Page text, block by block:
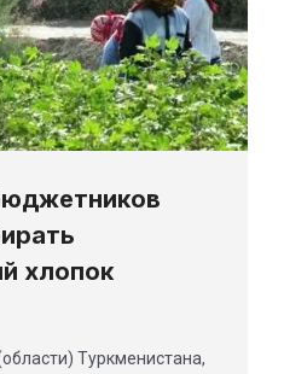
хлопок
Туркменистана,